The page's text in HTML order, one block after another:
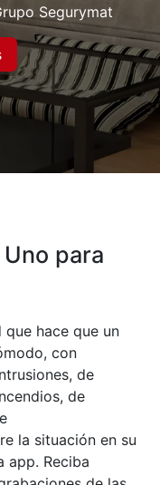
Segurymat
para
hace que un
con
de
de
la situación en su
app. Reciba